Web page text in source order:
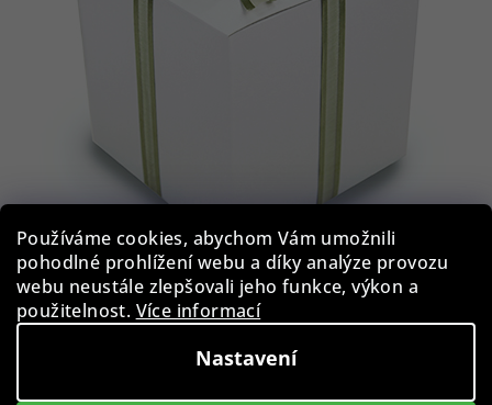
Používáme cookies, abychom Vám umožnili
pohodlné prohlížení webu a díky analýze provozu
webu neustále zlepšovali jeho funkce, výkon a
použitelnost. Více informací
Nastavení
Odebírat newsletter